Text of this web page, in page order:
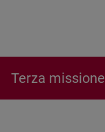
Terza missione